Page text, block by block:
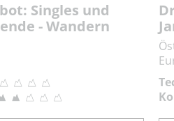
Singles und
- Wandern